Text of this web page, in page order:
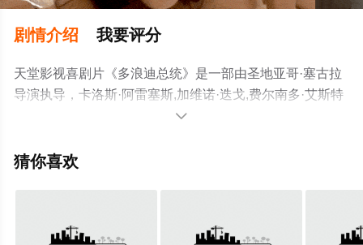
剧情介绍 我要评分
天堂影视喜剧片《多浪迪总统》是一部由圣地亚哥·塞古拉
导演执导，卡洛斯·阿雷塞斯,加维诺·迭戈,费尔南多·艾斯特
索等演员精彩演绎的西班牙电影，手机免费观看高清无删
至豆瓣电影、电视猫或剧情网等平台了解。

猜你喜欢